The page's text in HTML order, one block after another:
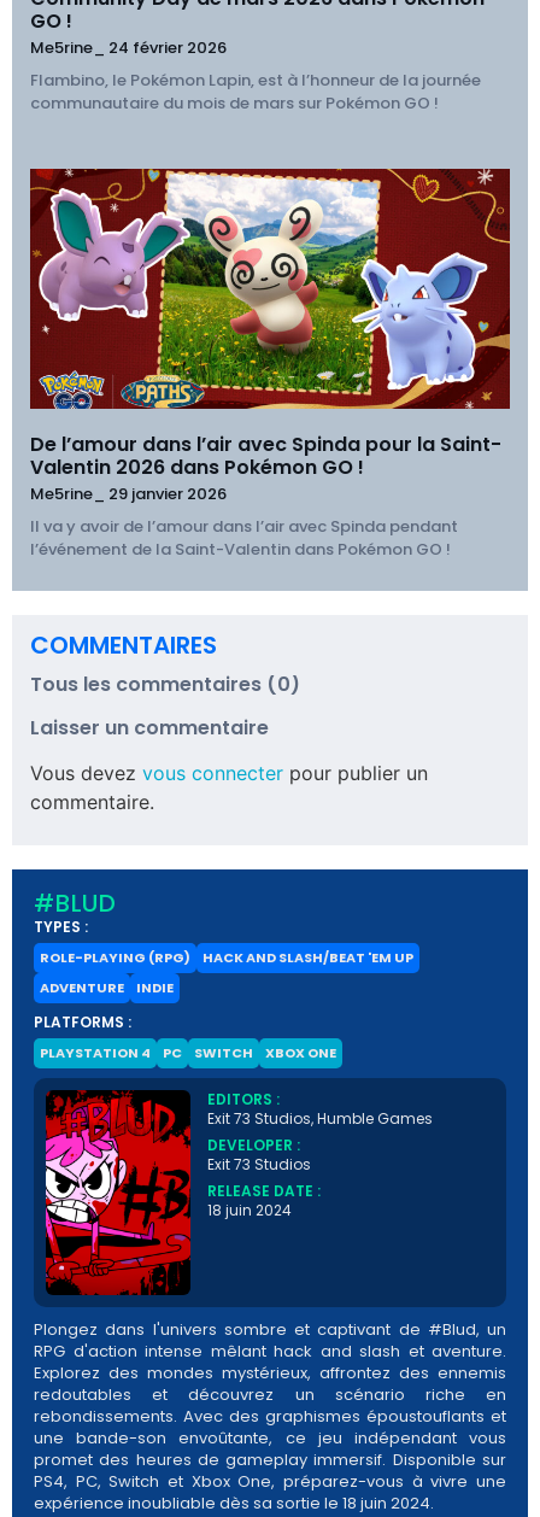
GO !
Me5rine_ 24 février 2026
Flambino, le Pokémon Lapin, est à l’honneur de la journée
communautaire du mois de mars sur Pokémon GO !
De l’amour dans l’air avec Spinda pour la Saint-
Valentin 2026 dans Pokémon GO !
Me5rine_ 29 janvier 2026
Il va y avoir de l’amour dans l’air avec Spinda pendant
l’événement de la Saint-Valentin dans Pokémon GO !
COMMENTAIRES
Tous les commentaires (0)
Laisser un commentaire
Vous devez vous connecter pour publier un
commentaire.
#BLUD
TYPES :
ROLE-PLAYING (RPG)
HACK AND SLASH/BEAT 'EM UP
ADVENTURE
INDIE
PLATFORMS :
PLAYSTATION 4 PC SWITCH XBOX ONE
EDITORS :
Exit 73 Studios, Humble Games
DEVELOPER :
Exit 73 Studios
RELEASE DATE :
18 juin 2024
Plongez dans l'univers sombre et captivant de #Blud, un
RPG d'action intense mêlant hack and slash et aventure.
Explorez des mondes mystérieux, affrontez des ennemis
redoutables et découvrez un scénario riche en
rebondissements. Avec des graphismes époustouflants et
une bande-son envoûtante, ce jeu indépendant vous
promet des heures de gameplay immersif. Disponible sur
PS4, PC, Switch et Xbox One, préparez-vous à vivre une
expérience inoubliable dès sa sortie le 18 juin 2024.